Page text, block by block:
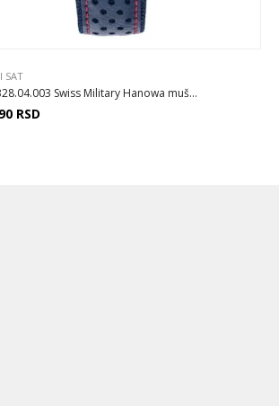
SAT
Swiss Military Hanowa muš...
RSD